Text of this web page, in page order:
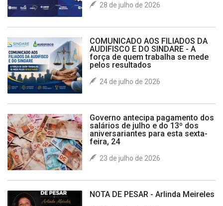
28 de julho de 2026
COMUNICADO AOS FILIADOS DA
AUDIFISCO E DO SINDARE - A
força de quem trabalha se mede
pelos resultados
24 de julho de 2026
Governo antecipa pagamento dos
salários de julho e do 13º dos
aniversariantes para esta sexta-
feira, 24
23 de julho de 2026
NOTA DE PESAR - Arlinda Meireles